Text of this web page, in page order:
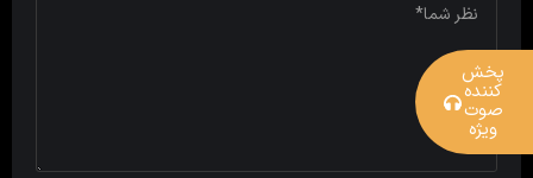
پخش
کننده
صوت
ویژه